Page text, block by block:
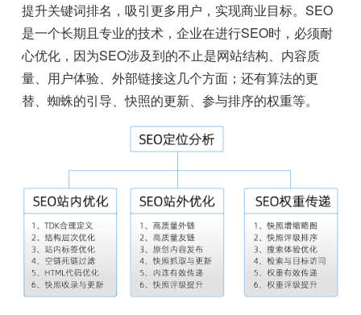
提升关键词排名，吸引更多用户，实现商业目标。SEO
是一个长期且专业的技术，企业在进行SEO时，必须耐
心优化，因为SEO涉及到的不止是网站结构、内容质
量、用户体验、外部链接这几个方面；还有算法的更
替、蜘蛛的引导、快照的更新、参与排序的权重等。